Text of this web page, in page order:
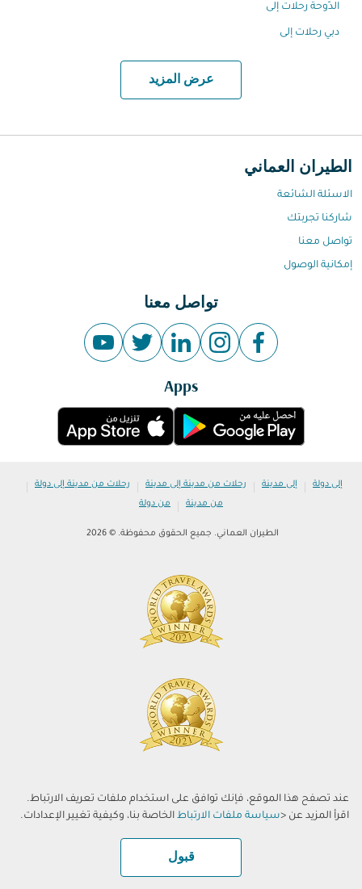
عند تصفح هذا الموقع، فإنك توافق على استخدام ملفات تعريف الارتباط.
اقرأ المزيد عن <سياسة ملفات الارتباط الخاصة بنا، وكيفية تغيير الإعدادات.
قبول
الدّوحة رحلات إلى
دبي رحلات إلى
عرض المزيد
الطيران العماني
الاسئلة الشائعة
شاركنا تجربتك
تواصل معنا
إمكانية الوصول
تواصل معنا
Apps
إلى دولة | إلى مدينة | رحلات من مدينة إلى مدينة | رحلات من مدينة إلى دولة |
من مدينة | من دولة
الطيران العماني. جميع الحقوق محفوظة. © 2026